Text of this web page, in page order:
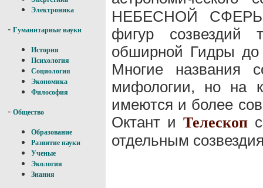
Электроника
- Гуманитарные науки
История
Психология
Социология
Экономика
Философия
- Общество
Образование
Развитие науки
Ученые
Экология
Знания
НЕБЕСНОЙ СФЕРЫ
фигур созвездий
обширной Гидры до
Многие названия
мифологии, но на
имеются и более
Октант и Телескоп
отдельным